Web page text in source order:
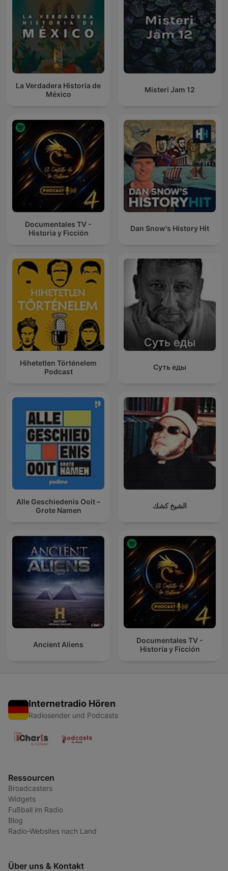
La Verdadera Historia de
México
Misteri Jam 12
Documentales TV -
Historia y Ficción
Dan Snow's History Hit
Hihetetlen Történelem
Podcast
Суть еды
Alle Geschiedenis Ooit –
Grote Namen
الشيخ كشك
Ancient Aliens
Documentales TV -
Historia y Ficción
Internetradio Hören
Radiosender und Podcasts
Ressourcen
Broadcasters
Widgets
Fußball im Radio
Blog
Radio-Websites nach Land
Über uns & Kontakt